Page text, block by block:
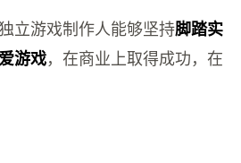
立游戏制作人能够坚持脚踏实
游戏，在商业上取得成功，在